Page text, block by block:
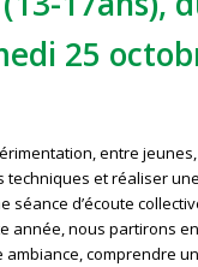
25
entre
techniques et réaliser
séance d’écoute
année, nous partirons
ambiance, comprendre